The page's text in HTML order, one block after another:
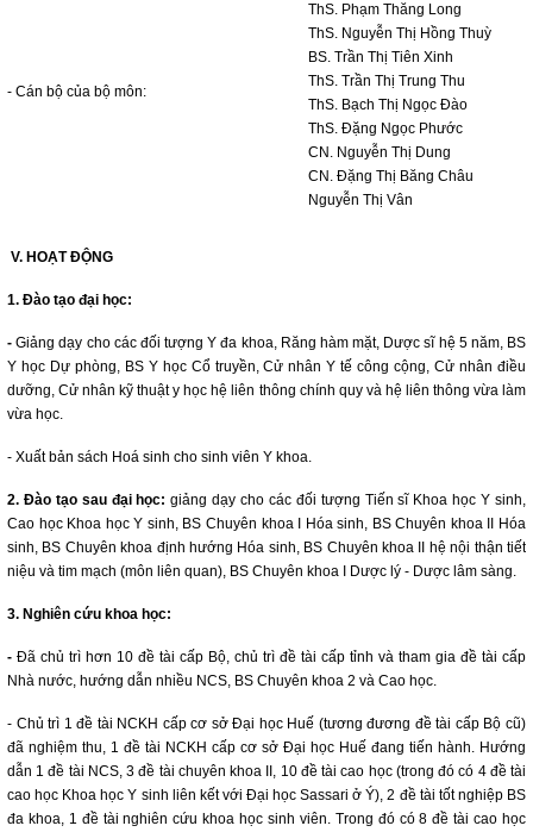
- Cán bộ của bộ môn:
ThS. Phạm Thăng Long
ThS. Nguyễn Thị Hồng Thuỳ
BS. Trần Thị Tiên Xinh
ThS. Trần Thị Trung Thu
ThS. Bạch Thị Ngọc Đào
ThS. Đặng Ngọc Phước
CN. Nguyễn Thị Dung
CN. Đặng Thị Băng Châu
Nguyễn Thị Vân
V. HOẠT ĐỘNG
1. Đào tạo đại học:
-Giảng dạy cho các đối tượng Y đa khoa, Răng hàm mặt, Dược sĩ hệ 5 năm, BS
Y học Dự phòng, BS Y học Cổ truyền, Cử nhân Y tế công cộng, Cử nhân điều
dưỡng, Cử nhân kỹ thuật y học hệ liên thông chính quy và hệ liên thông vừa làm
vừa học.
- Xuất bản sách Hoá sinh cho sinh viên Y khoa.
2. Đào tạo sau đại học: giảng dạy cho các đối tượng Tiến sĩ Khoa học Y sinh,
Cao học Khoa học Y sinh, BS Chuyên khoa I Hóa sinh, BS Chuyên khoa II Hóa
sinh, BS Chuyên khoa định hướng Hóa sinh, BS Chuyên khoa II hệ nội thận tiết
niệu và tim mạch (môn liên quan), BS Chuyên khoa I Dược lý - Dược lâm sàng.
3. Nghiên cứu khoa học:
- Đã chủ trì hơn 10 đề tài cấp Bộ, chủ trì đề tài cấp tỉnh và tham gia đề tài cấp
Nhà nước, hướng dẫn nhiều NCS, BS Chuyên khoa 2 và Cao học.
- Chủ trì 1 đề tài NCKH cấp cơ sở Đại học Huế (tương đương đề tài cấp Bộ cũ)
đã nghiệm thu, 1 đề tài NCKH cấp cơ sở Đại học Huế đang tiến hành. Hướng
dẫn 1 đề tài NCS, 3 đề tài chuyên khoa II, 10 đề tài cao học (trong đó có 4 đề tài
cao học Khoa học Y sinh liên kết với Đại học Sassari ở Ý), 2 đề tài tốt nghiệp BS
đa khoa, 1 đề tài nghiên cứu khoa học sinh viên. Trong đó có 8 đề tài cao học